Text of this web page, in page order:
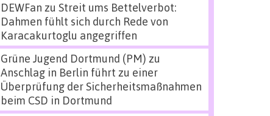
DEWFan zu Streit ums Bettelverbot:
Dahmen fühlt sich durch Rede von
Karacakurtoglu angegriffen
Grüne Jugend Dortmund (PM) zu
Anschlag in Berlin führt zu einer
Überprüfung der Sicherheitsmaßnahmen
beim CSD in Dortmund